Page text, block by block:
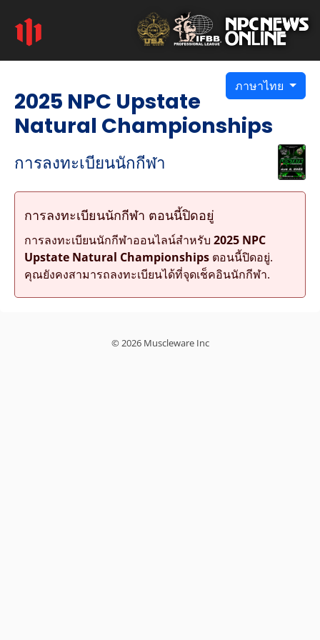
ภาษาไทย
2025 NPC Upstate
Natural Championships
การลงทะเบียนนักกีฬา
การลงทะเบียนนักกีฬา ตอนนี้ปิดอยู่
การลงทะเบียนนักกีฬาออนไลน์สำหรับ 2025 NPC
Upstate Natural Championshipsตอนนี้ปิดอยู่.
คุณยังคงสามารถลงทะเบียนได้ที่จุดเช็คอินนักกีฬา.
© 2026 Muscleware Inc